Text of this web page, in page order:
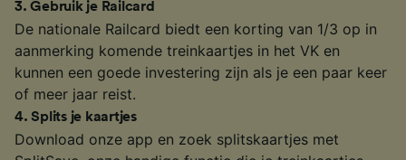
3.Gebruik je Railcard
De nationale Railcard biedt een korting van 1/3 op in
aanmerking komende treinkaartjes in het VK en
kunnen een goede investering zijn als je een paar keer
of meer jaar reist.
4.Splits je kaartjes
Download onze app en zoek splitskaartjes met